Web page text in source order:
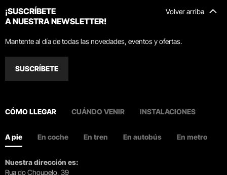
Volver arriba
¡SUSCRÍBETE
A NUESTRA NEWSLETTER!
Mantente al día de todas las novedades, eventos y ofertas.
SUSCRÍBETE
CÓMO LLEGAR CUÁNDO VENIR INSTALACIONES
A pie En coche En tren En autobús En metro
Nuestra dirección es:
Rua do Choupelo, 39